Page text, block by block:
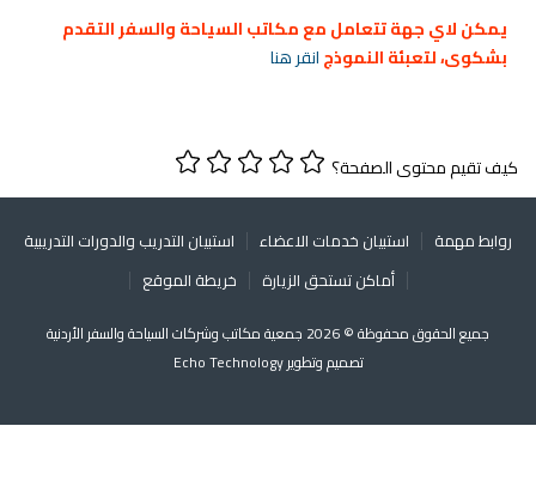
يمكن لاي جهة تتعامل مع مكاتب السياحة والسفر التقدم
بشكوى، لتعبئة النموذجانقر هنا
كيف تقيم محتوى الصفحة؟
روابط مهمة استبيان خدمات الاعضاء
استبيان التدريب والدورات التدريبية
أماكن تستحق الزيارة
خريطة الموقع
جميع الحقوق محفوظة © 2026 جمعية مكاتب وشركات السياحة والسفر الأردنية
تصميم وتطويرEcho Technology